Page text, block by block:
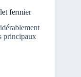
fermier
principaux